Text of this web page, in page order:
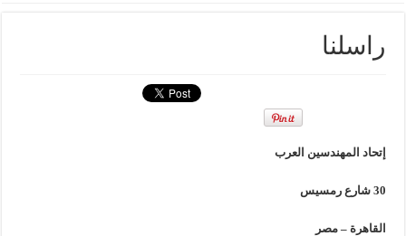
راسلنا
إتحاد المهندسين العرب
30 شارع رمسيس
القاهرة – مصر